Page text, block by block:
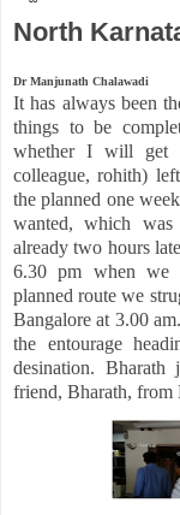
North
Dr Manjunath Chalawadi
It has always been
things to be
whether I will get
colleague, rohith)
the planned one
wanted, which
already two hours
6.30 pm when we
planned route we
Bangalore at 3.00
the entourage
desination.
friend, Bharath, from